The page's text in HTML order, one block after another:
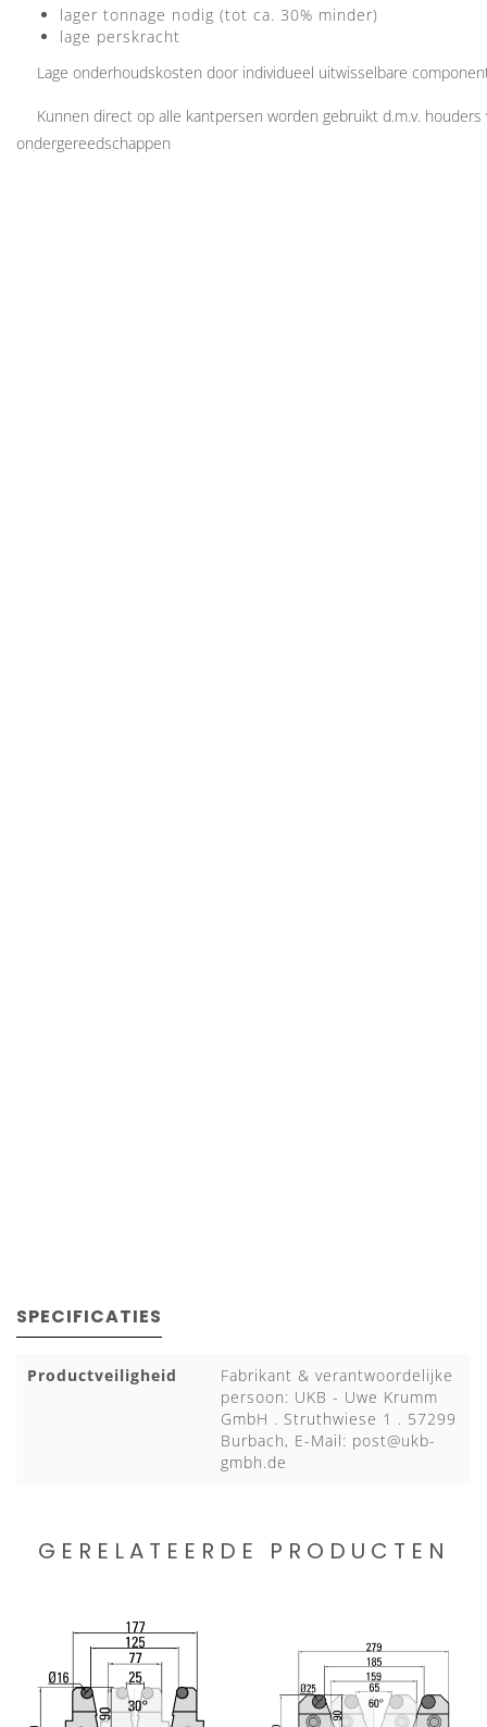
lager tonnage nodig (tot ca. 30% minder)
lage perskracht
Lage onderhoudskosten door individueel uitwisselbare
Kunnen direct op alle kantpersen worden gebruikt d.m.v. houders
ondergereedschappen
SPECIFICATIES
Productveiligheid
Fabrikant & verantwoordelijke
persoon: UKB - Uwe Krumm
GmbH . Struthwiese 1 . 57299
Burbach, E-Mail: post@ukb-
gmbh.de
GERELATEERDE PRODUCTEN